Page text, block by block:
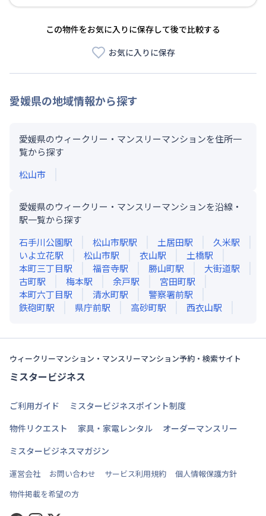
この物件をお気に入りに保存して後で比較する
お気に入りに保存
愛媛県の地域情報から探す
愛媛県のウィークリー・マンスリーマンションを住所一
覧から探す
松山市
愛媛県のウィークリー・マンスリーマンションを沿線・
駅一覧から探す
石手川公園駅 松山市駅駅 土居田駅 久米駅
いよ立花駅 松山市駅 衣山駅 土橋駅
本町三丁目駅 福音寺駅 勝山町駅 大街道駅
古町駅 梅本駅 余戸駅 宮田町駅
本町六丁目駅 清水町駅 警察署前駅
鉄砲町駅 県庁前駅 高砂町駅 西衣山駅
ウィークリーマンション・マンスリーマンション予約・検索サイト
ミスタービジネス
ご利用ガイド
ミスタービジネスポイント制度
物件リクエスト
家具・家電レンタル
オーダーマンスリー
ミスタービジネスマガジン
運営会社 お問い合わせ サービス利用規約
個人情報保護方針
物件掲載を希望の方